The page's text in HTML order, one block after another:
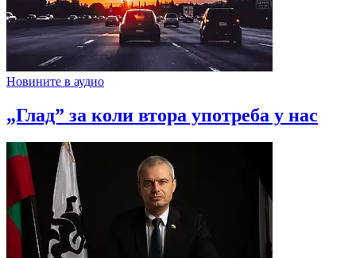
Новините в аудио
„Глад” за коли втора употреба у нас